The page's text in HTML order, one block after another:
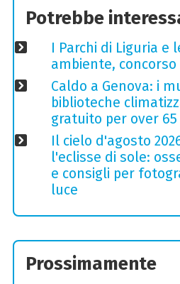
Potrebbe
I Parchi di Liguria e
ambiente,
Caldo a Genova: i
biblioteche
gratuito per over 65
Il cielo d'agosto
l'eclisse di sole:
e consigli per
luce
Prossimamente